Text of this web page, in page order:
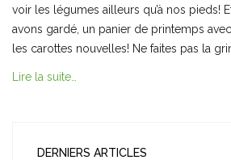
voir les légumes ailleurs qu’à nos pieds!
avons gardé, un panier de printemps
les carottes nouvelles! Ne faites pas la
Lire la suite…
DERNIERS ARTICLES